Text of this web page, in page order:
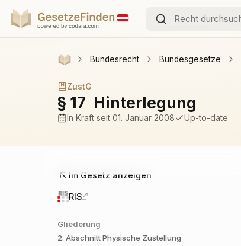
Bundesrecht Bundesgesetze
ZustG
§ 17 Hinterlegung
In Kraft seit 01. Januar 2008 Up-to-date
Im Gesetz anzeigen
RIS
Gliederung
2. AbschnittPhysische Zustellung